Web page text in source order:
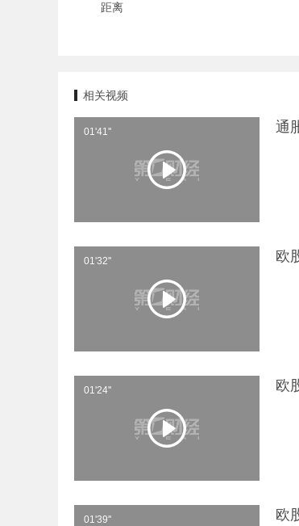
距离
相关视频
01'41'' 通
01'32'' 欧
01'24'' 欧
01'39'' 欧